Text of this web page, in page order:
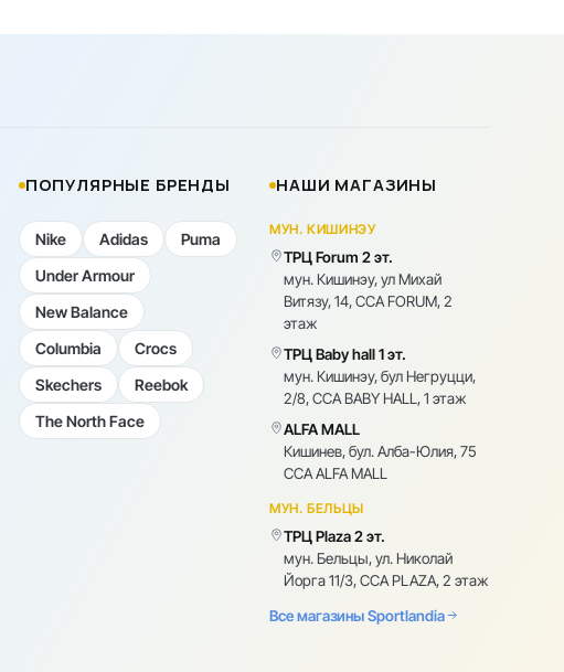
ПОПУЛЯРНЫЕ БРЕНДЫ
Nike Adidas
Puma
Under Armour
New Balance
Columbia
Crocs
Skechers
Reebok
The North Face
НАШИ МАГАЗИНЫ
МУН. КИШИНЭУ
ТРЦ Forum 2 эт.
мун. Кишинэу, ул Михай
Витязу, 14, CCA FORUM, 2
этаж
ТРЦ Baby hall 1 эт.
мун. Кишинэу, бул Негруцци,
2/8, CCA BABY HALL, 1 этаж
ALFA MALL
Кишинев, бул. Алба-Юлия, 75
CCA ALFA MALL
МУН. БЕЛЬЦЫ
ТРЦ Plaza 2 эт.
мун. Бельцы, ул. Николай
Йорга 11/3, CCA PLAZA, 2 этаж
Все магазины Sportlandia